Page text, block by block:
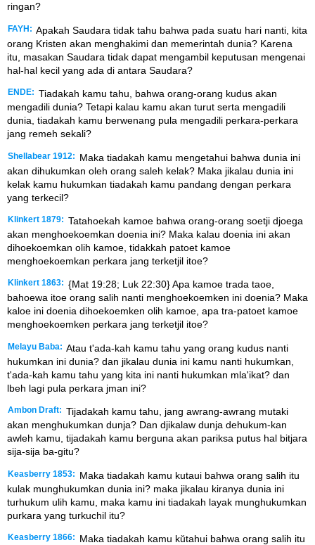
ringan?
FAYH: Apakah Saudara tidak tahu bahwa pada suatu hari nanti, kita
orang Kristen akan menghakimi dan memerintah dunia? Karena
itu, masakan Saudara tidak dapat mengambil keputusan mengenai
hal-hal kecil yang ada di antara Saudara?
ENDE: Tiadakah kamu tahu, bahwa orang-orang kudus akan
mengadili dunia? Tetapi kalau kamu akan turut serta mengadili
dunia, tiadakah kamu berwenang pula mengadili perkara-perkara
jang remeh sekali?
Shellabear 1912:
Maka tiadakah kamu mengetahui bahwa dunia ini
akan dihukumkan oleh orang saleh kelak? Maka jikalau dunia ini
kelak kamu hukumkan tiadakah kamu pandang dengan perkara
yang terkecil?
Klinkert 1879: Tatahoekah kamoe bahwa orang-orang soetji djoega
akan menghoekoemkan doenia ini? Maka kalau doenia ini akan
dihoekoemkan olih kamoe, tidakkah patoet kamoe
menghoekoemkan perkara jang terketjil itoe?
Klinkert 1863: {Mat 19:28; Luk 22:30} Apa kamoe trada taoe,
bahoewa itoe orang salih nanti menghoekoemken ini doenia? Maka
kaloe ini doenia dihoekoemken olih kamoe, apa tra-patoet kamoe
menghoekoemken perkara jang terketjil itoe?
Melayu Baba: Atau t'ada-kah kamu tahu yang orang kudus nanti
hukumkan ini dunia? dan jikalau dunia ini kamu nanti hukumkan,
t'ada-kah kamu tahu yang kita ini nanti hukumkan mla'ikat? dan
lbeh lagi pula perkara jman ini?
Ambon Draft: Tijadakah kamu tahu, jang awrang-awrang mutaki
akan menghukumkan dunja? Dan djikalaw dunja dehukum-kan
awleh kamu, tijadakah kamu berguna akan pariksa putus hal bitjara
sija-sija ba-gitu?
Keasberry 1853:
Maka tiadakah kamu kutaui bahwa orang salih itu
kulak munghukumkan dunia ini? maka jikalau kiranya dunia ini
turhukum ulih kamu, maka kamu ini tiadakah layak munghukumkan
purkara yang turkuchil itu?
Keasberry 1866:
Maka tiadakah kamu kŭtahui bahwa orang salih itu